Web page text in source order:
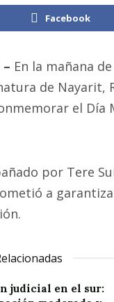
Facebook
– En la mañana
de Nayarit,
el Día
por Tere
a
judicial en el sur: